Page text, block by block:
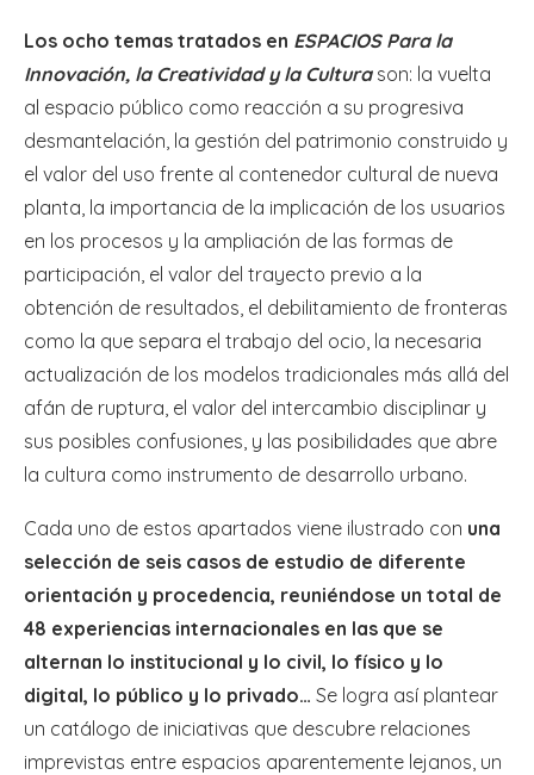
Los ocho temas tratados en ESPACIOS Para la
Innovación, la Creatividad y la Culturason: la vuelta
al espacio público como reacción a su progresiva
desmantelación, la gestión del patrimonio construido y
el valor del uso frente al contenedor cultural de nueva
planta, la importancia de la implicación de los usuarios
en los procesos y la ampliación de las formas de
participación, el valor del trayecto previo a la
obtención de resultados, el debilitamiento de fronteras
como la que separa el trabajo del ocio, la necesaria
actualización de los modelos tradicionales más allá del
afán de ruptura, el valor del intercambio disciplinar y
sus posibles confusiones, y las posibilidades que abre
la cultura como instrumento de desarrollo urbano.
Cada uno de estos apartados viene ilustrado con una
selección de seis casos de estudio de diferente
orientación y procedencia, reuniéndose un total de
48 experiencias internacionales en las que se
alternan lo institucional y lo civil, lo físico y lo
digital, lo público y lo privado… Se logra así plantear
un catálogo de iniciativas que descubre relaciones
imprevistas entre espacios aparentemente lejanos, un